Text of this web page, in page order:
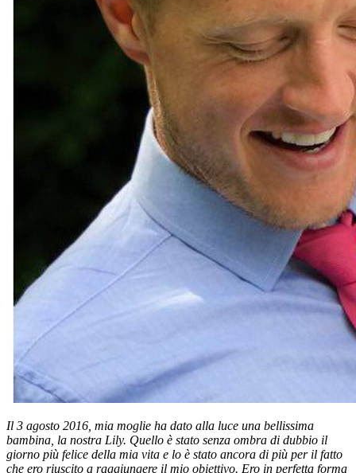
Il 3 agosto 2016, mia moglie ha dato alla luce una bellissima
bambina, la nostra Lily. Quello è stato senza ombra di dubbio il
giorno più felice della mia vita e lo è stato ancora di più per il fatto
che ero riuscito a raggiungere il mio obiettivo. Ero in perfetta forma